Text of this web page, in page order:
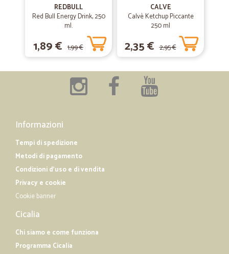
concluso la rapidità della consegna è efficientissimo, entro
veramente 24 ore. Prezzi nella media
01/02/2019
— Faustina C.
Ottimi prodotti a prezzi convenientissimi., consegnati a domicilio nei
tempi indicati dalla ditta. Me ne servirò sempre.
REDBULL
Red Bull Energy Drink, 250
ml.
1,89 € 1,99 €
CALVE
Calvè Ketchup Piccante
250 ml
2,35 € 2,95 €
Informazioni
Tempi di spedizione
Metodi di pagamento
Condizioni d'uso e di vendita
Privacy e cookie
Cookie banner
Cicalia
Chi siamo e come funziona
Programma Cicalia